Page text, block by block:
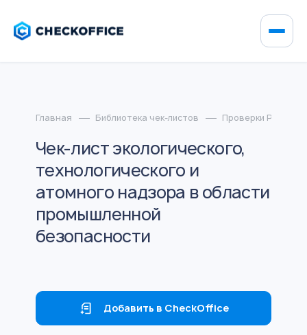
Главная Библиотека чек-листов Проверки
Чек-лист экологического,
технологического и
атомного надзора в области
промышленной
безопасности
Добавить в CheckOffice